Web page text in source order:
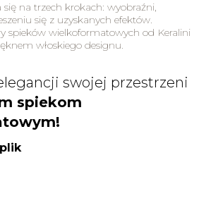
się na trzech krokach: wyobraźni,
się z uzyskanych efektów.
spieków wielkoformatowych od Keralini
włoskiego designu.
swojej przestrzeni
spiekom